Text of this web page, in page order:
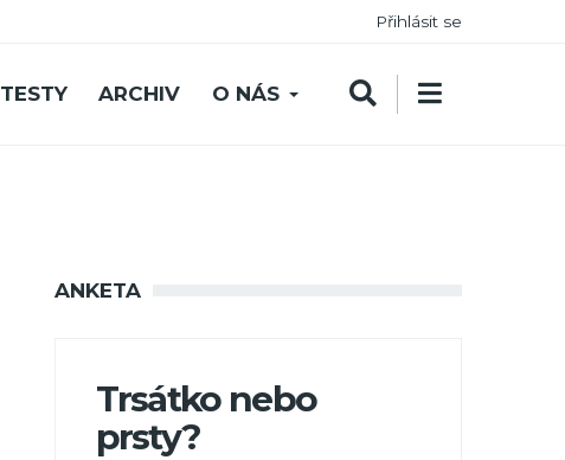
Přihlásit se
TESTY ARCHIV O NÁS
ANKETA
Trsátko nebo
prsty?